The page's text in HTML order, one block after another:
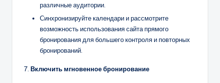
различные аудитории.
Синхронизируйте календари и рассмотрите
возможность использования сайта прямого
бронирования для большего контроля и повторных
бронирований.
7. Включить мгновенное бронирование